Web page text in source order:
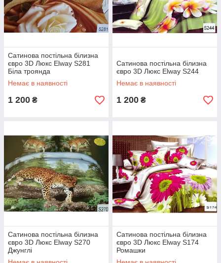
Сатинова постільна білизна
євро 3D Люкс Elway S281
Біла троянда
Немає в наявності
1 200 ₴
Сатинова постільна білизна
євро 3D Люкс Elway S244
Немає в наявності
1 200 ₴
Сатинова постільна білизна
євро 3D Люкс Elway S270
Джунглі
Сатинова постільна білизна
євро 3D Люкс Elway S174
Ромашки